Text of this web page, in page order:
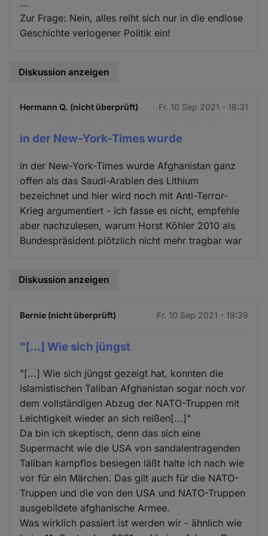
...
Zur Frage: Nein, alles reiht sich nur in die endlose
Geschichte verlogener Politik ein!
Diskussion anzeigen
Hermann Q. (nicht überprüft) Fr. 10 Sep 2021 - 18:31
in der New-York-Times wurde
in der New-York-Times wurde Afghanistan ganz
offen als das Saudi-Arabien des Lithium
bezeichnet und hier wird noch mit Anti-Terror-
Krieg argumentiert - ich fasse es nicht, empfehle
aber nachzulesen, warum Horst Köhler 2010 als
Bundespräsident plötzlich nicht mehr tragbar war
Diskussion anzeigen
Bernie (nicht überprüft) Fr. 10 Sep 2021 - 19:39
"[...] Wie sich jüngst
"[...] Wie sich jüngst gezeigt hat, konnten die
islamistischen Taliban Afghanistan sogar noch vor
dem vollständigen Abzug der NATO-Truppen mit
Leichtigkeit wieder an sich reißen[...]"
Da bin ich skeptisch, denn das sich eine
Supermacht wie die USA von sandalentragenden
Taliban kampflos besiegen läßt halte ich nach wie
vor für ein Märchen. Das gilt auch für die NATO-
Truppen und die von den USA und NATO-Truppen
ausgebildete afghanische Armee.
Was wirklich passiert ist werden wir - ähnlich wie